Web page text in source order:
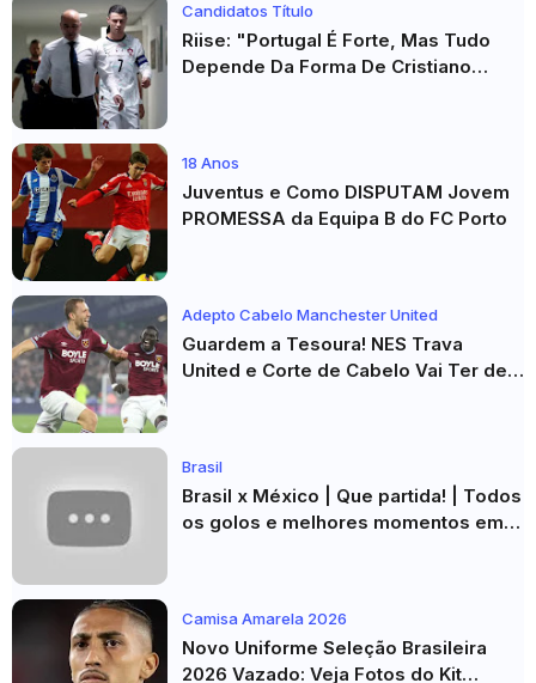
Candidatos Título
Riise: "Portugal É Forte, Mas Tudo
Depende Da Forma De Cristiano
18 Anos
Juventus e Como DISPUTAM Jovem
PROMESSA da Equipa B do FC Porto
Adepto Cabelo Manchester United
Guardem a Tesoura! NES Trava
United e Corte de Cabelo Vai Ter de
Brasil
Brasil x México | Que partida! | Todos
os golos e melhores momentos em
Camisa Amarela 2026
Novo Uniforme Seleção Brasileira
2026 Vazado: Veja Fotos do Kit